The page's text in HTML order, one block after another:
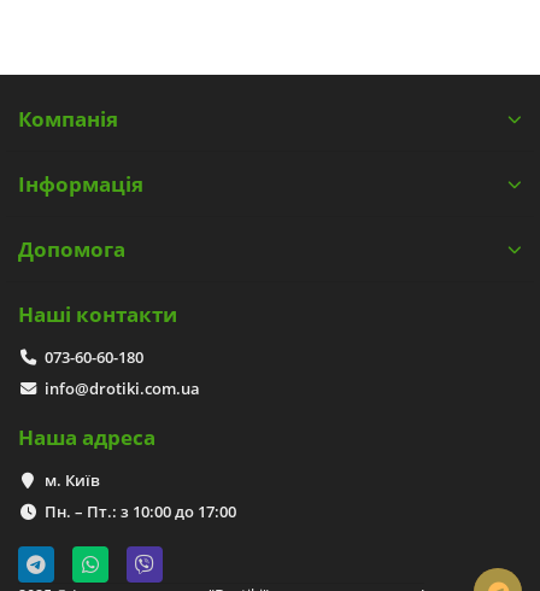
Компанія
Інформація
Допомога
Наші контакти
073-60-60-180
info@drotiki.com.ua
Наша адреса
м. Київ
Пн. – Пт.: з 10:00 до 17:00